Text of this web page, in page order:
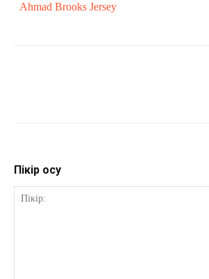
Ahmad Brooks Jersey
Пікір қосу